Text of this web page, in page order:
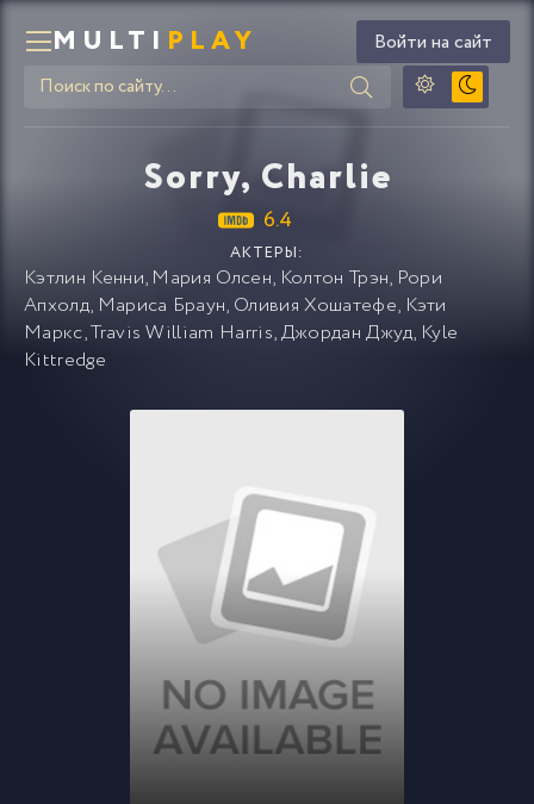
MULTI PLAY Войти на сайт
Sorry, Charlie
6.4
АКТЕРЫ:
Кэтлин Кенни, Мария Олсен, Колтон Трэн, Рори
Апхолд, Мариса Браун, Оливия Хошатефе, Кэти
Маркс,Travis William Harris,Джордан Джуд, Kyle
Kittredge